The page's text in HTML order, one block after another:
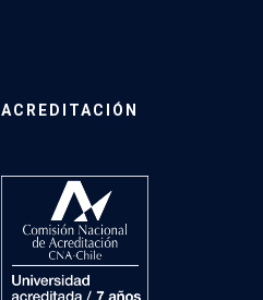
ACREDITACIÓN